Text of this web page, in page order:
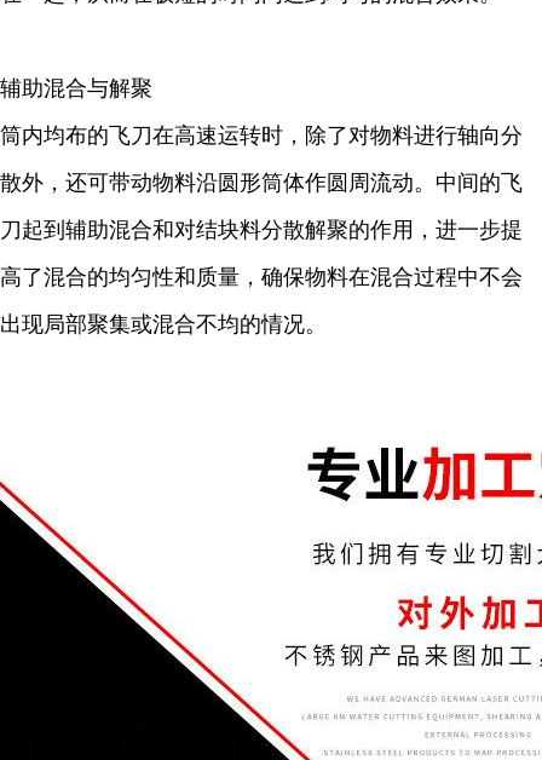
辅助混合与解聚
筒内均布的飞刀在高速运转时，除了对物料进行轴向分
散外，还可带动物料沿圆形筒体作圆周流动。中间的飞
刀起到辅助混合和对结块料分散解聚的作用，进一步提
高了混合的均匀性和质量，确保物料在混合过程中不会
出现局部聚集或混合不均的情况。